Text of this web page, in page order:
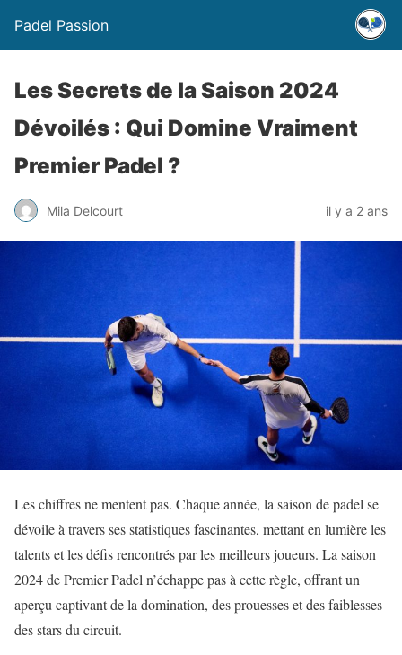
Padel Passion
Les Secrets de la Saison 2024
Dévoilés : Qui Domine Vraiment
Premier Padel ?
Mila Delcourt il y a 2 ans
Les chiffres ne mentent pas. Chaque année, la saison de padel se
dévoile à travers ses statistiques fascinantes, mettant en lumière les
talents et les défis rencontrés par les meilleurs joueurs. La saison
2024 de Premier Padel n’échappe pas à cette règle, offrant un
aperçu captivant de la domination, des prouesses et des faiblesses
des stars du circuit.